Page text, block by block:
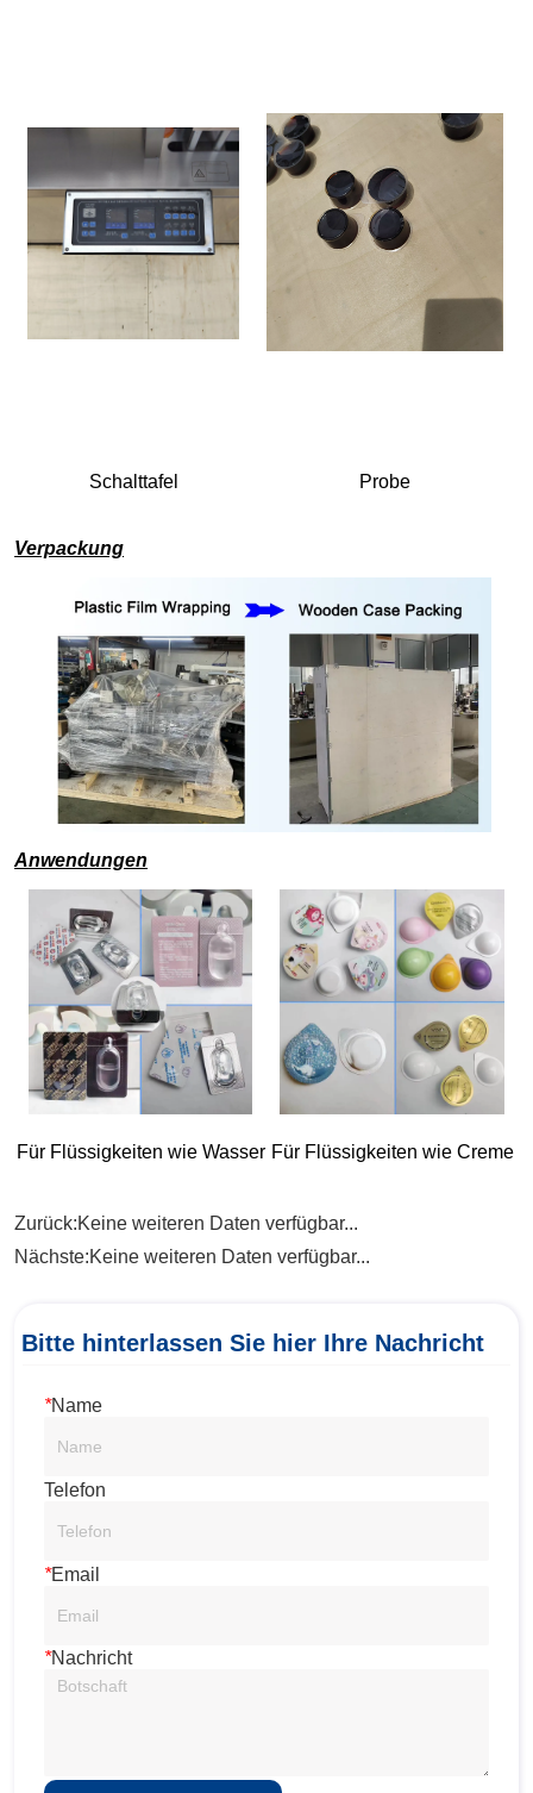
Zurück:Keine weiteren Daten verfügbar...
Nächste:Keine weiteren Daten verfügbar...
Bitte hinterlassen Sie hier Ihre Nachricht
*Name
Telefon
*Email
*Nachricht